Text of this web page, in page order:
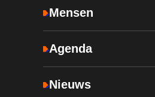
Mensen
Agenda
Nieuws